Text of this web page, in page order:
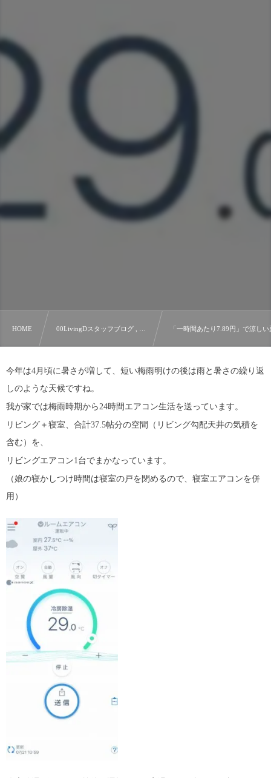
HOME 00LivingDスタッフブログ , … 「一時間あたり7.89円」で涼しい
今年は4月頃に暑さが増して、短い梅雨明けの後は雨と暑さの繰り返
しのような天候ですね。
我が家では梅雨時期から24時間エアコン生活を送っています。
リビング＋寝室、合計37.5帖分の空間（リビング勾配天井の気積を
含む）を、
リビングエアコン1台でまかなっています。
（娘の寝かしつけ時間は寝室の戸を閉めるので、寝室エアコンを併
用）